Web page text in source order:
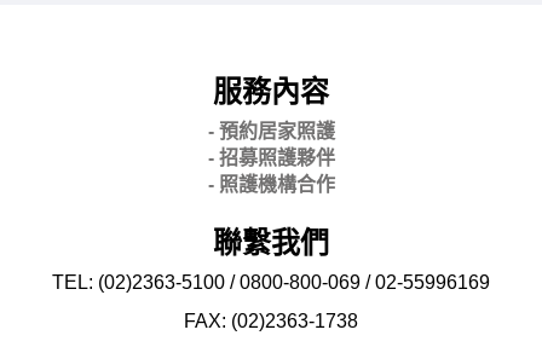
服務內容
- 預約居家照護
- 招募照護夥伴
- 照護機構合作
聯繫我們
TEL: (02)2363-5100 / 0800-800-069 / 02-55996169
FAX: (02)2363-1738